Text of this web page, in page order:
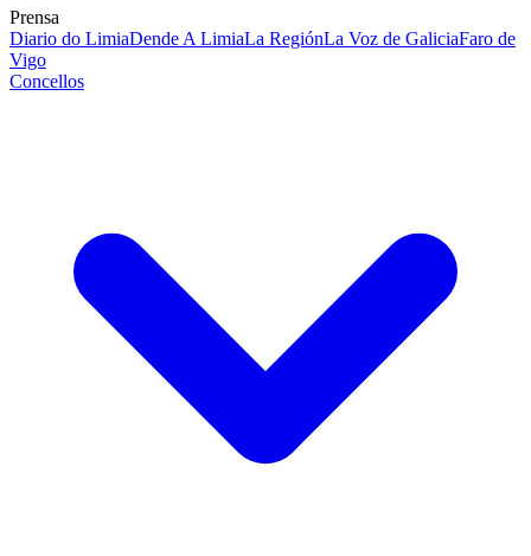
Prensa
Diario do LimiaDende A LimiaLa RegiónLa Voz de GaliciaFaro de
Vigo
Concellos